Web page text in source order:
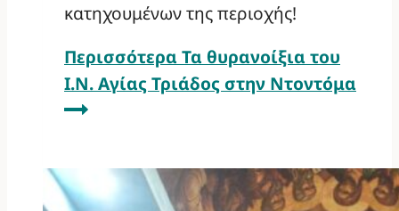
κατηχουμένων της περιοχής!
Περισσότερα Τα θυρανοίξια του
Ι.Ν. Αγίας Τριάδος στην Ντοντόμα